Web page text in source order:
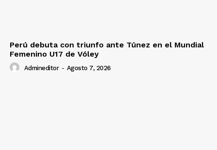
Perú debuta con triunfo ante Túnez en el Mundial
Femenino U17 de Vóley
Admineditor - Agosto 7, 2026